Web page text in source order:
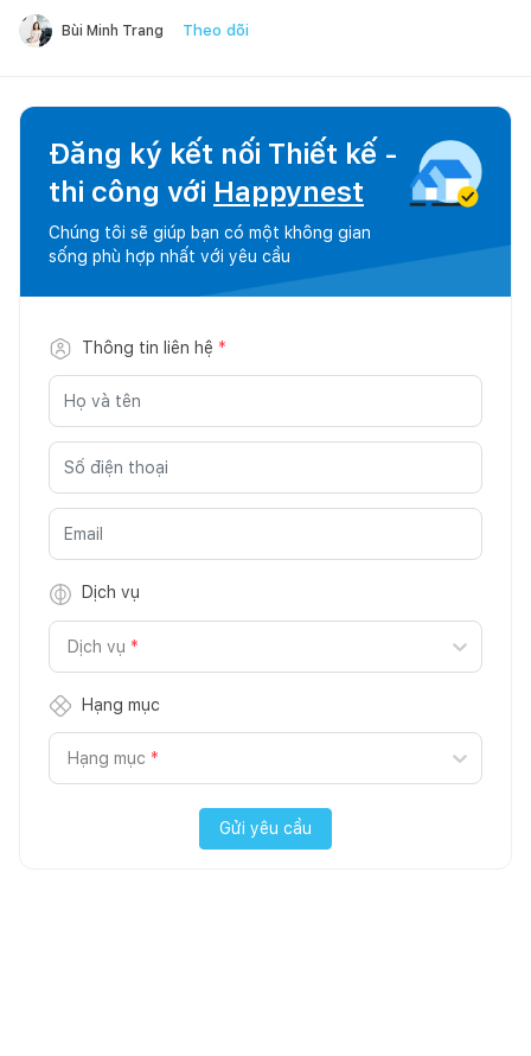
Bùi Minh Trang Theo dõi
Đăng ký kết nối Thiết kế -
thi công với Happynest
Chúng tôi sẽ giúp bạn có một không gian
sống phù hợp nhất với yêu cầu
Thông tin liên hệ *
Dịch vụ
Dịch vụ *
Hạng mục
Hạng mục *
Gửi yêu cầu